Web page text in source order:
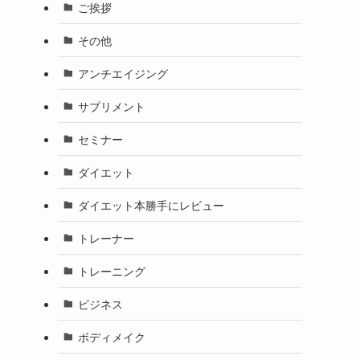
ご挨拶
その他
アンチエイジング
サプリメント
セミナー
ダイエット
ダイエット本勝手にレビュー
トレーナー
トレーニング
ビジネス
ボディメイク